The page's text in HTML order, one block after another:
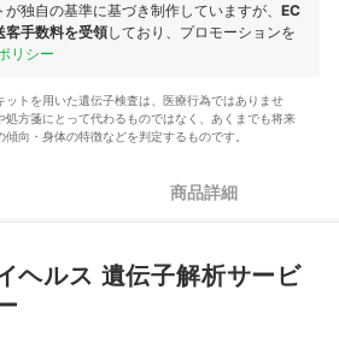
独自の基準に基づき制作していますが、 EC
客手数料を受領しており、プロモーションを
リシー
ットを用いた遺伝子検査は、医療行為ではありませ
処方箋にとって代わるものではなく、あくまでも将来
向・身体の特徴などを判定するものです。
商品詳細
ヘルス 遺伝子解析サービ